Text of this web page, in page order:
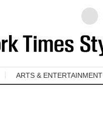
ARTS & ENTERTAINMENT